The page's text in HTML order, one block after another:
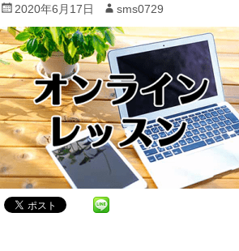
P
o
s
t
e
d
o
n
2020年6月17日
A
u
t
h
o
r
sms0729